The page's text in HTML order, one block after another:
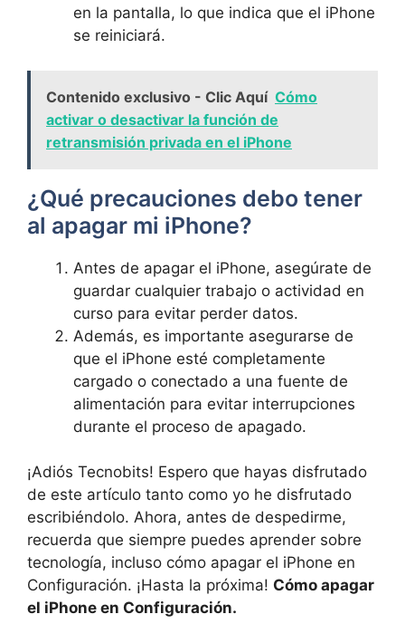
en la pantalla,‌ lo que indica que el iPhone
se reiniciará.
Contenido exclusivo - Clic Aquí Cómo
activar o desactivar la función de
retransmisión privada en el iPhone
¿Qué precauciones debo‌ tener⁢
al apagar mi iPhone?
Antes​ de apagar el iPhone, asegúrate de
guardar ​cualquier trabajo ‍o actividad⁤ en
⁤curso para evitar perder datos.
Además, es importante asegurarse de
que el iPhone esté‍ completamente
cargado o conectado a una fuente⁣ de
alimentación para evitar interrupciones⁢
durante⁣ el proceso de apagado.
¡Adiós Tecnobits! ⁤Espero que hayas disfrutado
de este artículo‌ tanto⁤ como⁤ yo he disfrutado⁣
escribiéndolo.‍ Ahora, antes de⁤ despedirme,
recuerda que siempre puedes aprender sobre
tecnología, incluso ⁢cómo apagar el iPhone​ en
‍Configuración. ⁤¡Hasta la ⁣próxima! Cómo ‌apagar
el iPhone en Configuración.